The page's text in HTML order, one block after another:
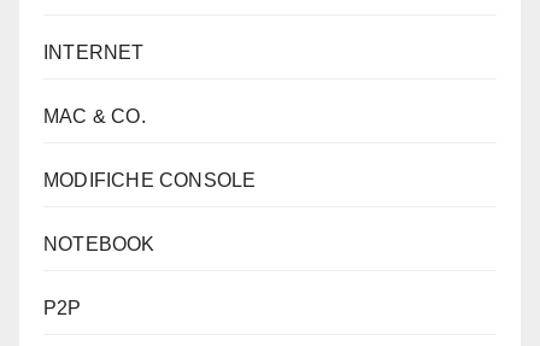
INTERNET
MAC & CO.
MODIFICHE CONSOLE
NOTEBOOK
P2P